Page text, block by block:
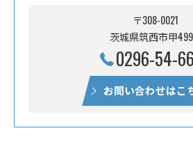
〒308-0021
茨城県筑西市甲
0296-54-
お問い合わせはこ